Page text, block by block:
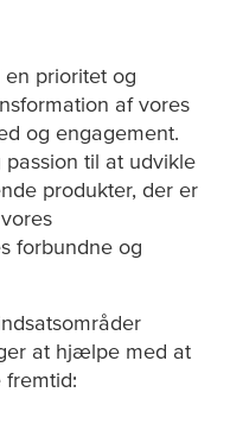
prioritet og
af vores
og engagement.
til at udvikle
produkter, der er
forbundne og
at hjælpe med at